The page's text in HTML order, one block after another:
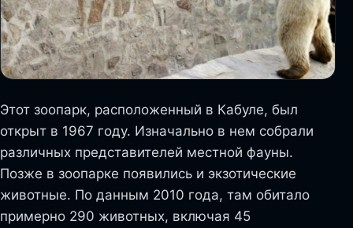
Этот зоопарк, расположенный в Кабуле, был
открыт в 1967 году. Изначально в нем собрали
различных представителей местной фауны.
Позже в зоопарке появились и экзотические
животные. По данным 2010 года, там обитало
примерно 290 животных, включая 45